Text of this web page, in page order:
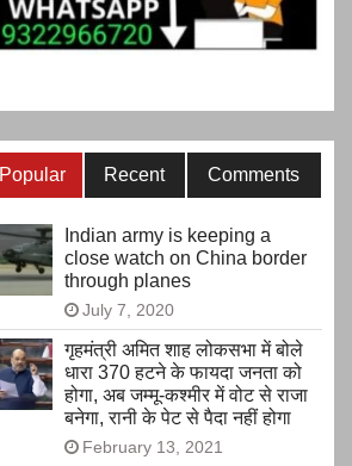
Popular Recent Comments
Indian army is keeping a
close watch on China border
through planes
July 7, 2020
गृहमंत्री अमित शाह लोकसभा में बोले
धारा 370 हटने के फायदा जनता को
होगा, अब जम्मू-कश्मीर में वोट से राजा
बनेगा, रानी के पेट से पैदा नहीं होगा
February 13, 2021